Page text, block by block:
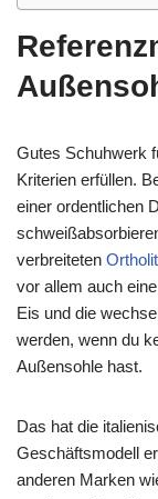
Gutes Schuhwerk
Kriterien erfüllen.
einer ordentlichen
verbreiteten
vor allem auch
Eis und die
werden, wenn du
Außensohle hast.
Das hat die
Geschäftsmodell
anderen Marken